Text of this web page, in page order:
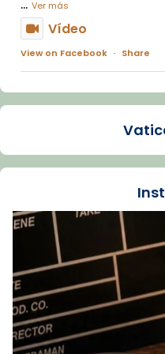
Ver más
Vídeo
View on Facebook · Share
Arquebisbat
La Carmina va
dos mesos, a
Recupera
tican News 👇
07/carmina-historia-
espana-testimoni...
Foto